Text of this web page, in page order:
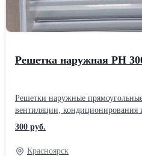
Решетка наружная РН
Решетки наружные
вентиляции, кондиционирования
притока и выброса воздуха.
прямоугольную основу с
декоративными фланцами.
300 руб.
Красноярск